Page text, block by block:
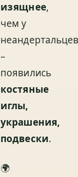
изящнее,
чем у
–
появились
костяные
иглы,
украшения,
подвески.
🌍